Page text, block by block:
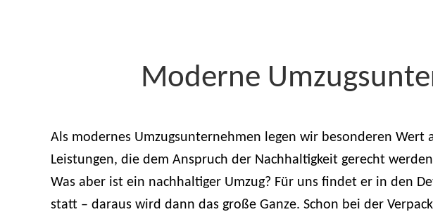
Moderne
Als modernes Umzugsunternehmen legen wir besonderen Wert
Leistungen, die dem Anspruch der Nachhaltigkeit gerecht
Was aber ist ein nachhaltiger Umzug? Für uns findet er in den
statt – daraus wird dann das große Ganze. Schon bei der